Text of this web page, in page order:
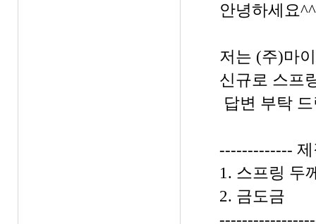
안녕하세요^^
저는 (주)마
신규로 스프
답변 부탁
-------------
1. 스프링 두
2. 금도금